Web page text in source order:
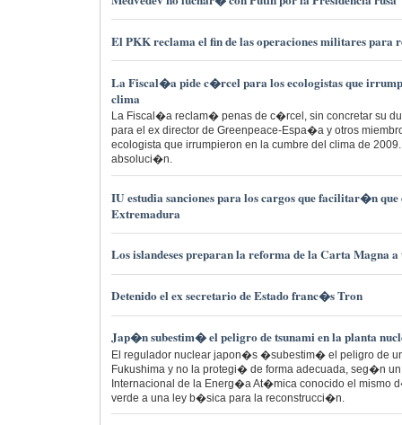
El PKK reclama el fin de las operaciones militares para
La Fiscal�a pide c�rcel para los ecologistas que
clima
La Fiscal�a reclam� penas de c�rcel, sin concretar su
para el ex director de Greenpeace-Espa�a y otros
ecologista que irrumpieron en la cumbre del clima de
absoluci�n.
IU estudia sanciones para los cargos que facilitar�n que
Extremadura
Los islandeses preparan la reforma de la Carta Magna
Detenido el ex secretario de Estado franc�s Tron
Jap�n subestim� el peligro de tsunami en la planta
El regulador nuclear japon�s �subestim� el peligro de
Fukushima y no la protegi� de forma adecuada, seg�n
Internacional de la Energ�a At�mica conocido el mismo
verde a una ley b�sica para la reconstrucci�n.